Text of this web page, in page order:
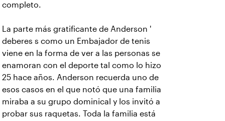
completo.
La parte más gratificante de Anderson '
deberes s como un Embajador de tenis
viene en la forma de ver a las personas se
enamoran con el deporte tal como lo hizo
25 hace años. Anderson recuerda uno de
esos casos en el que notó que una familia
miraba a su grupo dominical y los invitó a
probar sus raquetas. Toda la familia está